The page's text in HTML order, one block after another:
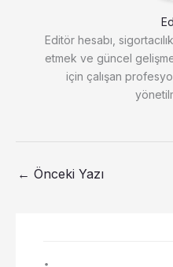
Editör hesabı,
etmek ve güncel
için çalışan
← Önceki Yazı